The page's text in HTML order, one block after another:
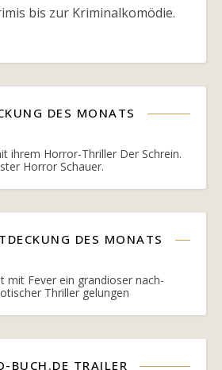
bis zur Kriminalkomödie.
DES MONATS
ihrem Horror-Thriller Der Schrein.
Horror Schauer.
DES MONATS
mit Fever ein grandioser nach-
Thriller gelungen
BUCH.DE TRAILER